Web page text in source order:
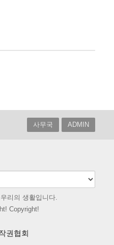
사무국 ADMIN
리의 생활입니다.
Copyright!
권협회